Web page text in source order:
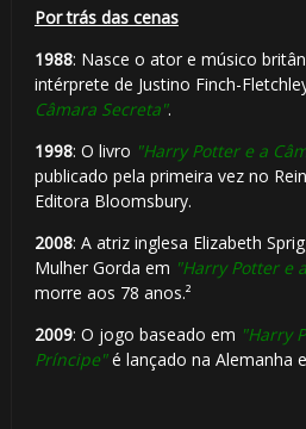
Por trás das cenas
1988: Nasce o ator e músico
intérprete de Justino Finch-
Câmara Secreta".
1998: O livro "Harry Potter e a
publicado pela primeira vez no
Editora Bloomsbury.
2008: A atriz inglesa Elizabeth
Mulher Gorda em "Harry Potter e
morre aos 78 anos.²
2009: O jogo baseado em "Harry
Príncipe"é lançado na Alemanha